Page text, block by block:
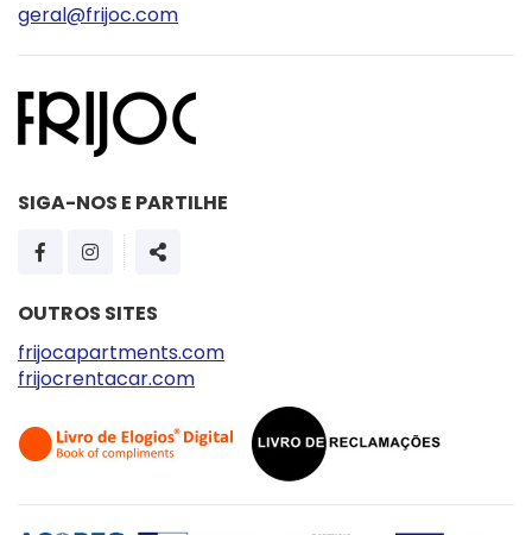
geral@frijoc.com
SIGA-NOS E PARTILHE
PÁGINA DO FACEBOOK
PÁGINA DO INSTAGRAM
SHARE
OUTROS SITES
frijocapartments.com
frijocrentacar.com